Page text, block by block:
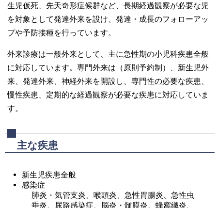
生児仮死、先天奇形症候群など、長期経過観察が必要な児
を対象として発達外来を設け、発達・成長のフォローアッ
プや予防接種を行っています。
外来診療は一般外来として、主に急性期の小児科疾患全般
に対応しています。専門外来は（原則予約制）、新生児外
来、発達外来、神経外来を開設し、専門性の必要な疾患、
慢性疾患、定期的な経過観察が必要な疾患に対応していま
す。
主な疾患
新生児疾患全般
感染症
肺炎・気管支炎、喉頭炎、急性胃腸炎、急性虫
垂炎、尿路感染症、脳炎・髄膜炎、蜂窩織炎、